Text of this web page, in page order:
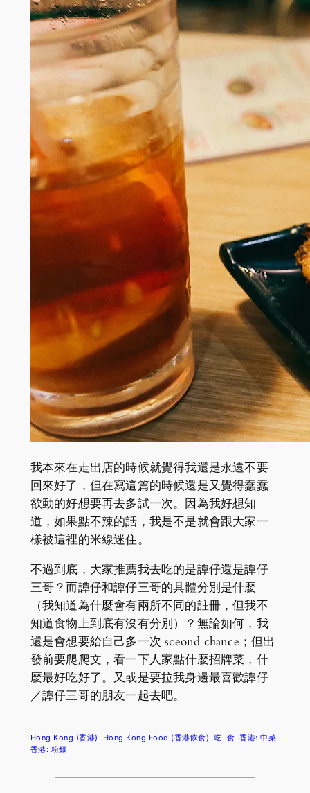
我本來在走出店的時候就覺得我還是永遠不要
回來好了，但在寫這篇的時候還是又覺得蠢蠢
欲動的好想要再去多試一次。因為我好想知
道，如果點不辣的話，我是不是就會跟大家一
樣被這裡的米線迷住。
不過到底，大家推薦我去吃的是譚仔還是譚仔
三哥？而譚仔和譚仔三哥的具體分別是什麼
（我知道為什麼會有兩所不同的註冊，但我不
知道食物上到底有沒有分別）？無論如何，我
還是會想要給自己多一次 sceond chance；但出
發前要爬爬文，看一下人家點什麼招牌菜，什
麼最好吃好了。又或是要拉我身邊最喜歡譚仔
／譚仔三哥的朋友一起去吧。
Hong Kong (香港) Hong Kong Food (香港飲食) 吃 食 香港: 中菜
香港: 粉麵